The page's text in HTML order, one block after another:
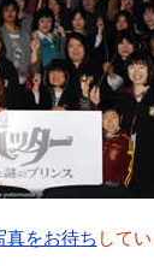
真をお待ち してい